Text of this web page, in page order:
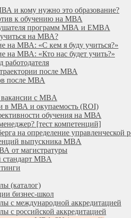
и кому нужно это образование?
к обучению на МВА
программ МВА и EMBA
на МВА?
на МВА: «С кем я буду учиться?»
на МВА: «Кто нас будет учить?»
после МВА
после МВА
с MBA
в МВА и окупаемость (ROI)
обучения на МВА
[тест компетенций]
на определение управленческой
выпускника MBA
от магистратуры
стандарт MBA
(каталог)
бизнес-школ
с международной аккредитацией
с российской аккредитацией